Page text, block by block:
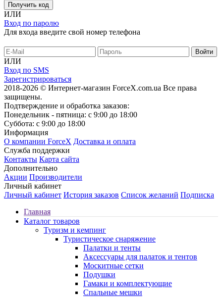
Получить код
ИЛИ
Вход по паролю
Для входа введите свой номер телефона
ИЛИ
Вход по SMS
Зарегистрироваться
2018-2026 © Интернет-магазин ForceX.com.ua Все права
защищены.
Подтверждение и обработка заказов:
Понедельник - пятница: с 9:00 до 18:00
Суббота: с 9:00 до 18:00
Информация
О компании ForceX Доставка и оплата
Служба поддержки
Контакты Карта сайта
Дополнительно
Акции Производители
Личный кабинет
Личный кабинет История заказов Список желаний Подписка
Главная
Каталог товаров
Туризм и кемпинг
Туристическое снаряжение
Палатки и тенты
Аксессуары для палаток и тентов
Москитные сетки
Подушки
Гамаки и комплектующие
Спальные мешки